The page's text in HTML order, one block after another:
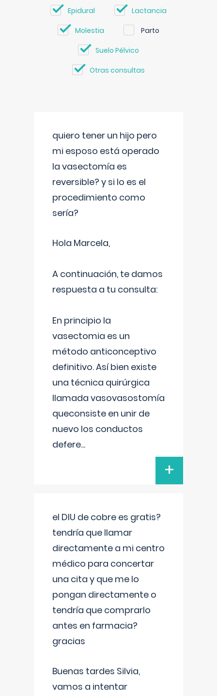
Epidural Lactancia
Molestia Parto
Suelo Pélvico
Otras consultas
quiero tener un hijo pero
mi esposo está operado
la vasectomía es
reversible? y si lo es el
procedimiento como
sería?
Hola Marcela,
A continuación, te damos
respuesta a tu consulta:
En principio la
vasectomia es un
método anticonceptivo
definitivo. Así bien existe
una técnica quirúrgica
llamada vasovasostomía
queconsiste en unir de
nuevo los conductos
defere...
+
el DIU de cobre es gratis?
tendría que llamar
directamente a mi centro
médico para concertar
una cita y que me lo
pongan directamente o
tendría que comprarlo
antes en farmacia?
gracias
Buenas tardes Silvia,
vamos a intentar